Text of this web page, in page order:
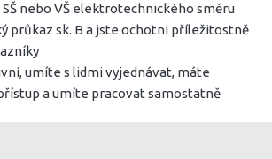
nebo VŠ elektrotechnického směru
průkaz sk. B a jste ochotni příležitostně
umíte s lidmi vyjednávat, máte
a umíte pracovat samostatně